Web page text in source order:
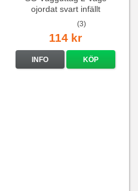
ojordat svart infällt
16A/250V
(3)
114 kr
INFO KÖP